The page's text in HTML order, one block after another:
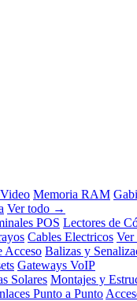
Memoria RAM
Ver todo →
POS Lectores de
Cables Electricos
Acceso Balizas y
Gateways VoIP
Solares Montajes y
Punto a Punto